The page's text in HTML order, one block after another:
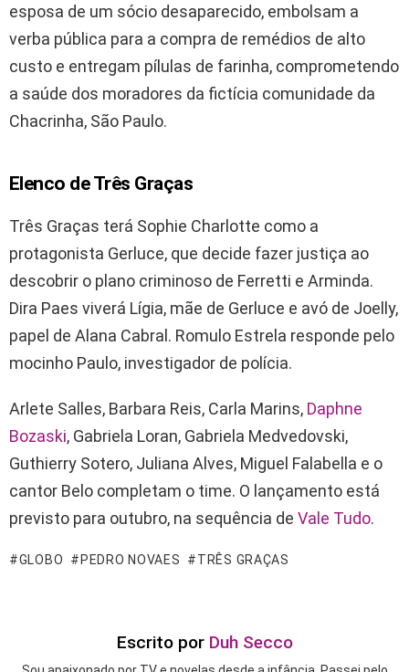
esposa de um sócio desaparecido, embolsam a
verba pública para a compra de remédios de alto
custo e entregam pílulas de farinha, comprometendo
a saúde dos moradores da fictícia comunidade da
Chacrinha, São Paulo.
Elenco de Três Graças
Três Graças terá Sophie Charlotte como a
protagonista Gerluce, que decide fazer justiça ao
descobrir o plano criminoso de Ferretti e Arminda.
Dira Paes viverá Lígia, mãe de Gerluce e avó de Joelly,
papel de Alana Cabral. Romulo Estrela responde pelo
mocinho Paulo, investigador de polícia.
Arlete Salles, Barbara Reis, Carla Marins, Daphne
Bozaski, Gabriela Loran, Gabriela Medvedovski,
Guthierry Sotero, Juliana Alves, Miguel Falabella e o
cantor Belo completam o time. O lançamento está
previsto para outubro, na sequência de Vale Tudo.
GLOBO PEDRO NOVAES TRÊS GRAÇAS
Escrito por Duh Secco